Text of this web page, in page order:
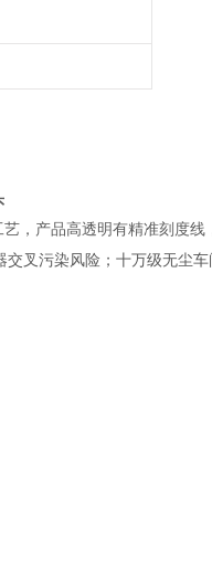
，产品高透明有精准刻度线
叉污染风险；十万级无尘